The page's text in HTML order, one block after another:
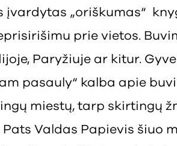
įvardytas „oriškumas“
prie vietos.
Paryžiuje ar kitur.
pasauly“ kalba apie
miestų, tarp skirtingų
Pats Valdas Papievis šiuo